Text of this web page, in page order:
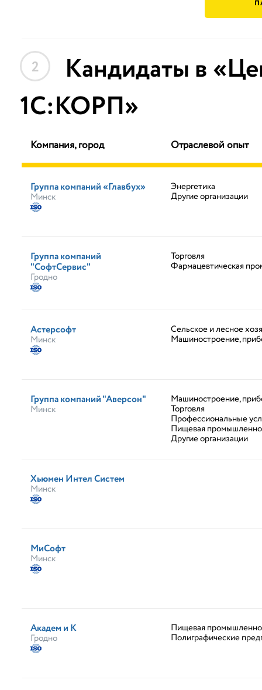
2
Кандидаты в
1С:КОРП»
Компания, город Отраслевой опыт
Группа компаний «Главбух»
Минск
Энергетика
Другие организации
Группа компаний
"СофтСервис"
Гродно
Торговля
Фармацевтическая
Астерсофт
Минск
Сельское и лесное
Машиностроение,
Группа компаний "Аверсон"
Минск
Машиностроение,
Торговля
Профессиональные
Пищевая
Другие организации
Хьюмен Интел Систем
Минск
МиСофт
Минск
Академ и К
Гродно
Пищевая
Полиграфические